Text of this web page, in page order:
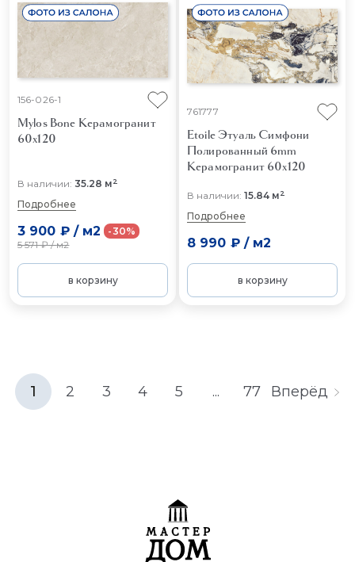
156-026-1
Mylos Bone Керамогранит
60x120
В наличии: 35.28 м2
Подробнее
3 900 ₽/ м2
5 571 ₽/м2
-30%
в корзину
761777
Etoile Этуаль Симфони
Полированный 6mm
Керамогранит 60x120
В наличии: 15.84 м2
Подробнее
8 990 ₽/ м2
в корзину
1 2 3 4 5 ... 77 Вперёд